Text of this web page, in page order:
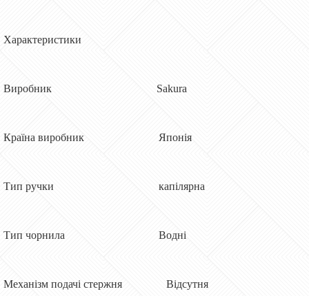
Характеристики
Виробник Sakura
Країна виробник Японія
Тип ручки капілярна
Тип чорнила Водні
Механізм подачі стержня Відсутня